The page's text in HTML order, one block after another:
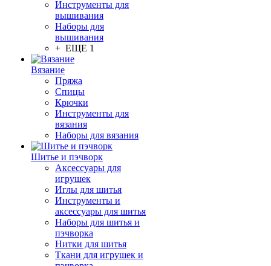
Инструменты для
вышивания
Наборы для
вышивания
+ ЕЩЕ 1
Вязание
Пряжа
Спицы
Крючки
Инструменты для
вязания
Наборы для вязания
Шитье и пэчворк
Аксессуары для
игрушек
Иглы для шитья
Инструменты и
аксессуары для шитья
Наборы для шитья и
пэчворка
Нитки для шитья
Ткани для игрушек и